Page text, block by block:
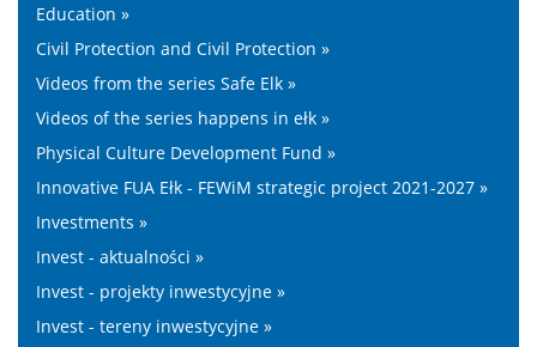
Education »
Civil Protection and Civil Protection »
Videos from the series Safe Elk »
Videos of the series happens in ełk »
Physical Culture Development Fund »
Innovative FUA Ełk - FEWiM strategic project 2021-2027 »
Investments »
Invest - aktualności »
Invest - projekty inwestycyjne »
Invest - tereny inwestycyjne »